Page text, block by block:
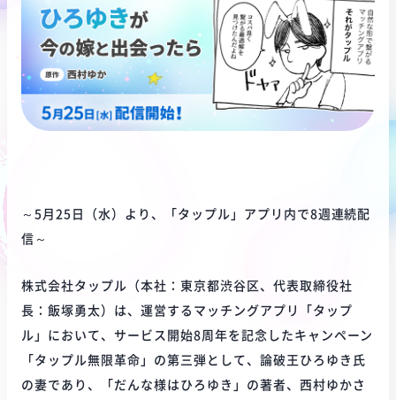
～5月25日（水）より、「タップル」アプリ内で8週連続配
信～
株式会社タップル（本社：東京都渋谷区、代表取締役社
長：飯塚勇太）は、運営するマッチングアプリ「タップ
ル」において、サービス開始8周年を記念したキャンペーン
「タップル無限革命」の第三弾として、論破王ひろゆき氏
の妻であり、「だんな様はひろゆき」の著者、西村ゆかさ